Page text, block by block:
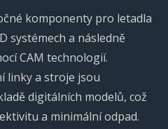
komponenty pro letadla
systémech a následně
CAM technologií.
linky a stroje jsou
digitálních modelů, což
a minimální odpad.